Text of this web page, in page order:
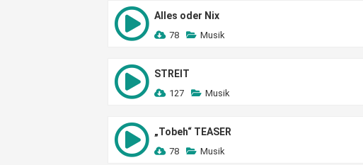
Alles oder Nix
78 Musik
STREIT
127 Musik
„Tobeh“ TEASER
78 Musik